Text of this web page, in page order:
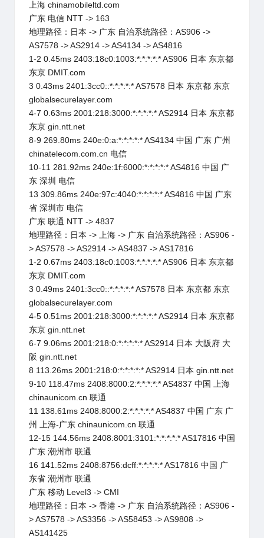
上海 chinamobileltd.com
广东 电信 NTT -> 163
地理路径：日本 -> 广东 自治系统路径：AS906 ->
AS7578 -> AS2914 -> AS4134 -> AS4816
1-2 0.45ms 2403:18c0:1003:*:*:*:*:* AS906 日本 东京都
东京 DMIT.com
3 0.43ms 2401:3cc0::*:*:*:*:* AS7578 日本 东京都 东京
globalsecurelayer.com
4-7 0.63ms 2001:218:3000:*:*:*:*:* AS2914 日本 东京都
东京 gin.ntt.net
8-9 269.80ms 240e:0:a:*:*:*:*:* AS4134 中国 广东 广州
chinatelecom.com.cn 电信
10-11 281.92ms 240e:1f:6000:*:*:*:*:* AS4816 中国 广
东 深圳 电信
13 309.86ms 240e:97c:4040:*:*:*:*:* AS4816 中国 广东
省 深圳市 电信
广东 联通 NTT -> 4837
地理路径：日本 -> 上海 -> 广东 自治系统路径：AS906 -
> AS7578 -> AS2914 -> AS4837 -> AS17816
1-2 0.67ms 2403:18c0:1003:*:*:*:*:* AS906 日本 东京都
东京 DMIT.com
3 0.49ms 2401:3cc0::*:*:*:*:* AS7578 日本 东京都 东京
globalsecurelayer.com
4-5 0.51ms 2001:218:3000:*:*:*:*:* AS2914 日本 东京都
东京 gin.ntt.net
6-7 9.06ms 2001:218:0:*:*:*:*:* AS2914 日本 大阪府 大
阪 gin.ntt.net
8 113.26ms 2001:218:0:*:*:*:*:* AS2914 日本 gin.ntt.net
9-10 118.47ms 2408:8000:2:*:*:*:*:* AS4837 中国 上海
chinaunicom.cn 联通
11 138.61ms 2408:8000:2:*:*:*:*:* AS4837 中国 广东 广
州 上海-广东 chinaunicom.cn 联通
12-15 144.56ms 2408:8001:3101:*:*:*:*:* AS17816 中国
广东 潮州市 联通
16 141.52ms 2408:8756:dcff:*:*:*:*:* AS17816 中国 广
东省 潮州市 联通
广东 移动 Level3 -> CMI
地理路径：日本 -> 香港 -> 广东 自治系统路径：AS906 -
> AS7578 -> AS3356 -> AS58453 -> AS9808 ->
AS141425